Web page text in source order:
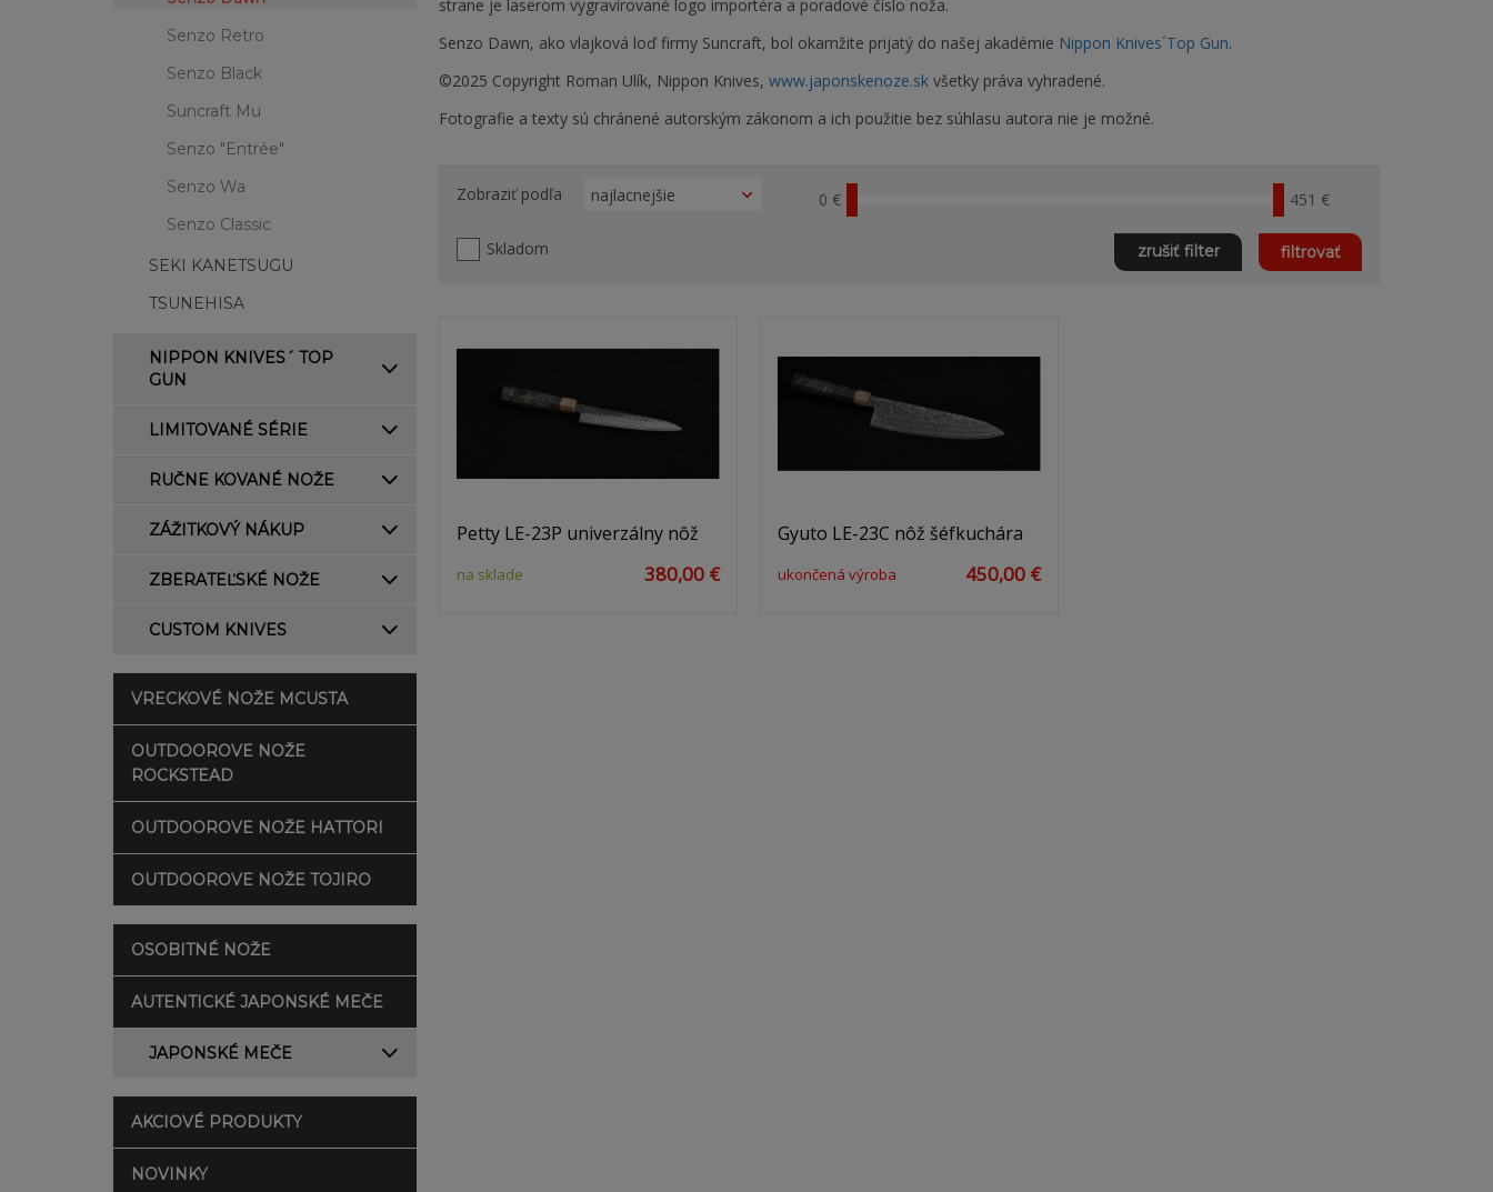
Senzo Retro
Senzo Black
Suncraft Mu
Senzo "Entrée"
Senzo Wa
Senzo Classic
SEKI KANETSUGU
TSUNEHISA
NIPPON KNIVES´ TOP
GUN
LIMITOVANÉ SÉRIE
RUČNE KOVANÉ NOŽE
ZÁŽITKOVÝ NÁKUP
ZBERATEĽSKÉ NOŽE
CUSTOM KNIVES
VRECKOVÉ NOŽE MCUSTA
OUTDOOROVE NOŽE
ROCKSTEAD
OUTDOOROVE NOŽE HATTORI
OUTDOOROVE NOŽE TOJIRO
OSOBITNÉ NOŽE
AUTENTICKÉ JAPONSKÉ MEČE
JAPONSKÉ MEČE
AKCIOVÉ PRODUKTY
NOVINKY
strane je laserom vygravírované logo importéra a poradové číslo noža.
Senzo Dawn, ako vlajková loď firmy Suncraft, bol okamžite prijatý do našej akadémie Nippon Knives´Top Gun.
©2025 Copyright Roman Ulík, Nippon Knives, www.japonskenoze.skvšetky práva vyhradené.
Fotografie a texty sú chránené autorským zákonom a ich použitie bez súhlasu autora nie je možné.
0 € 451 €
Skladom filtrovať
zrušiť filter
Zobraziť podľa
Petty LE-23P univerzálny nôž
na sklade 380,00 €
Gyuto LE-23C nôž šéfkuchára
ukončená výroba 450,00 €